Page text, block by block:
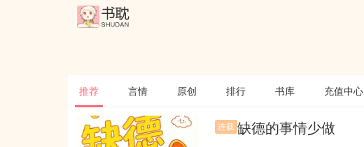
推荐 言情 原创 排行 书库 充值中心
连载 缺德的事情少做